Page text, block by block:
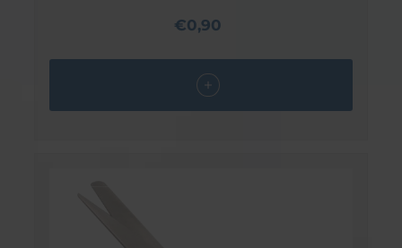
€0,90